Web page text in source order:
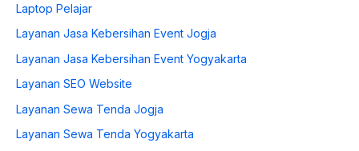
Laptop Pelajar
Layanan Jasa Kebersihan Event Jogja
Layanan Jasa Kebersihan Event Yogyakarta
Layanan SEO Website
Layanan Sewa Tenda Jogja
Layanan Sewa Tenda Yogyakarta